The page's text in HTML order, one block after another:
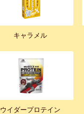
キャラメル
ウイダープロテイン